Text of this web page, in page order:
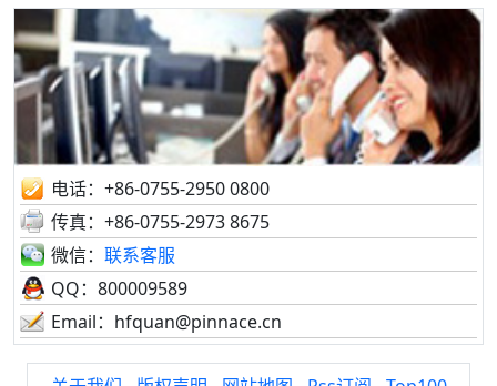
电话：+86-0755-2950 0800
传真：+86-0755-2973 8675
微信： 联系客服
QQ：800009589
Email：hfquan@pinnace.cn